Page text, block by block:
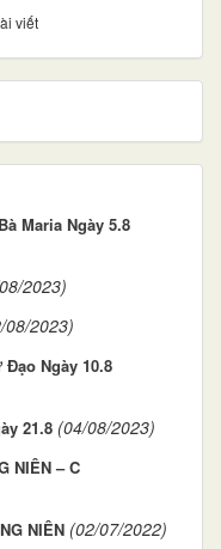
viết
Maria Ngày 5.8
2023)
08/2023)
Ngày 10.8
21.8 (04/08/2023)
NIÊN – C
NIÊN (02/07/2022)